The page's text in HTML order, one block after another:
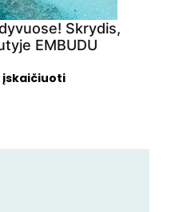
Skrydis,
EMBUDU
įskaičiuoti